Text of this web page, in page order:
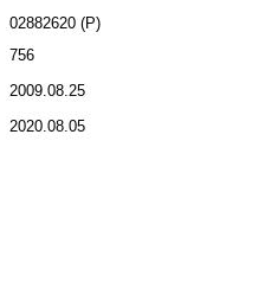
02882620 (P)
756
2009.08.25
2020.08.05